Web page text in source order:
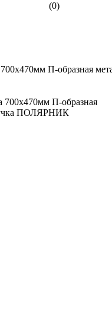
(0)
П-образная
700х470мм П-образная
ПОЛЯРНИК